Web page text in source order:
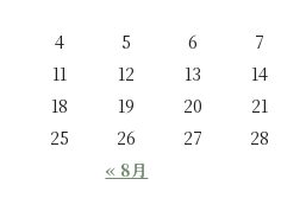
« 8月
4
5 6 7
11
12 13 14
18
19 20 21
25
26 27 28